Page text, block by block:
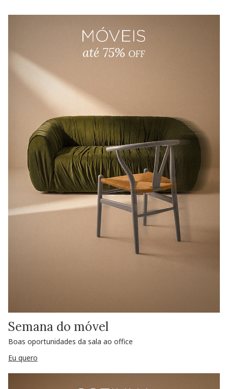
Semana do móvel
Boas oportunidades da sala ao office
Eu quero